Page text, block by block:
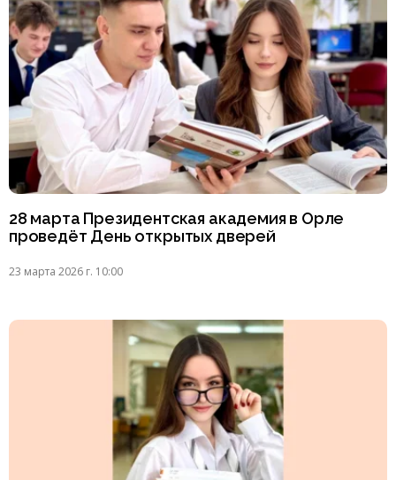
28 марта Президентская академия в Орле
проведёт День открытых дверей
23 марта 2026 г. 10:00